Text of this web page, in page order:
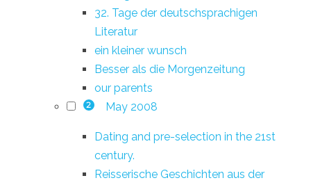
32. Tage der deutschsprachigen
Literatur
ein kleiner wunsch
Besser als die Morgenzeitung
our parents
2 May 2008
Dating and pre-selection in the 21st
century.
Reisserische Geschichten aus der